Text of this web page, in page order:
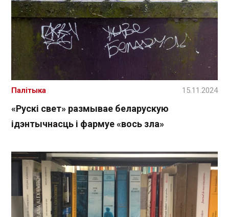
«Рускі свет» размывае беларускую
ідэнтычнасць і фармуе «вось зла»
Палітыка 15.11.2024